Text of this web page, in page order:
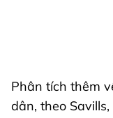
Phân tích thêm
dân, theo